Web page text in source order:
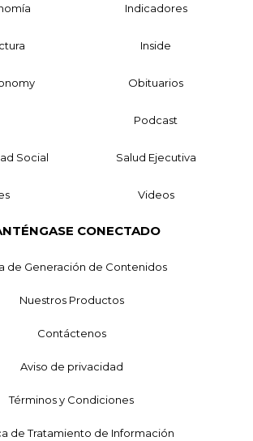
Indicadores
Inside
Obituarios
Podcast
Social Salud Ejecutiva
Videos
CONECTADO
de Generación de Contenidos
Nuestros Productos
Contáctenos
Aviso de privacidad
Términos y Condiciones
de Tratamiento de Información